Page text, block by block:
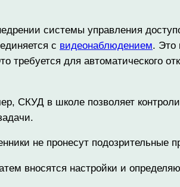
системы управления
с видеонаблюдением. Это
требуется для автоматического
СКУД в школе позволяет
не пронесут подозрительные
вносятся настройки и